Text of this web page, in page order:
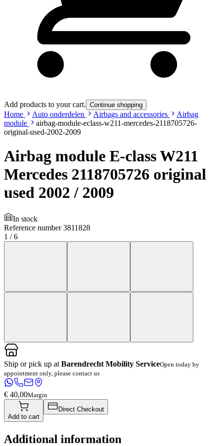
Add products to your cart. Continue shopping
Home Auto onderdelen Airbags and accessories
Airbag
module
airbag-module-eclass-w211-mercedes-2118705726-
original-used-2002-2009
Airbag module E-class W211
Mercedes 2118705726 original
used 2002 / 2009
In stock
Reference number 3811828
1 /6
Ship or pick up at Barendrecht Mobility ServiceOpen today by
appointment only, please contact us
€ 40,00Margin
Add to cart
Direct Checkout
Additional information